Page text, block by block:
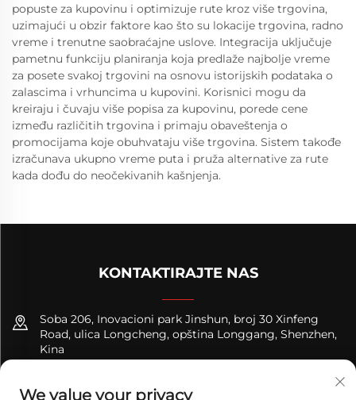
popuste za kupovinu i optimizuje rute kroz više trgovina,
uzimajući u obzir faktore kao što su lokacije trgovina, radno
vreme i trenutne saobraćajne uslove. Integracija uključuje
pametnu funkciju planiranja koja predlaže najbolje vreme
za posete svakoj trgovini na osnovu istorijskih podataka o
zalascima i vrhuncima u kupovini. Korisnici mogu da
kreiraju i čuvaju više popisa za kupovinu, porede cene
između različitih trgovina i primaju obaveštenja o
promocijama koje obuhvataju više trgovina. Sistem takođe
izračunava ukupno vreme puta i pruža alternative za rute
kada dođu do neočekivanih kašnjenja.
KONTAKTIRAJTE NAS
Soba 206, Inovacioni park Jinshun, broj 30 Xinfeng
Road, ulica Longcheng, opština Longgang, Shenzhen,
Kina
We value your privacy